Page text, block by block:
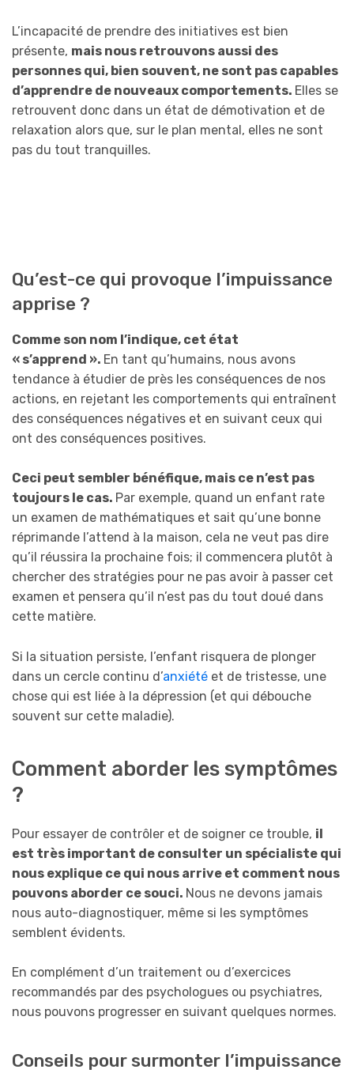
L’incapacité de prendre des initiatives est bien
présente, mais nous retrouvons aussi des
personnes qui, bien souvent, ne sont pas capables
d’apprendre de nouveaux comportements. Elles se
retrouvent donc dans un état de démotivation et de
relaxation alors que, sur le plan mental, elles ne sont
pas du tout tranquilles.
Qu’est-ce qui provoque l’impuissance
apprise ?
Comme son nom l’indique, cet état
« s’apprend ». En tant qu’humains, nous avons
tendance à étudier de près les conséquences de nos
actions, en rejetant les comportements qui entraînent
des conséquences négatives et en suivant ceux qui
ont des conséquences positives.
Ceci peut sembler bénéfique, mais ce n’est pas
toujours le cas. Par exemple, quand un enfant rate
un examen de mathématiques et sait qu’une bonne
réprimande l’attend à la maison, cela ne veut pas dire
qu’il réussira la prochaine fois; il commencera plutôt à
chercher des stratégies pour ne pas avoir à passer cet
examen et pensera qu’il n’est pas du tout doué dans
cette matière.
Si la situation persiste, l’enfant risquera de plonger
dans un cercle continu d’anxiété et de tristesse, une
chose qui est liée à la dépression (et qui débouche
souvent sur cette maladie).
Comment aborder les symptômes
?
Pour essayer de contrôler et de soigner ce trouble, il
est très important de consulter un spécialiste qui
nous explique ce qui nous arrive et comment nous
pouvons aborder ce souci. Nous ne devons jamais
nous auto-diagnostiquer, même si les symptômes
semblent évidents.
En complément d’un traitement ou d’exercices
recommandés par des psychologues ou psychiatres,
nous pouvons progresser en suivant quelques normes.
Conseils pour surmonter l’impuissance